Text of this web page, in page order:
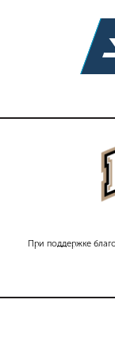
При поддержке